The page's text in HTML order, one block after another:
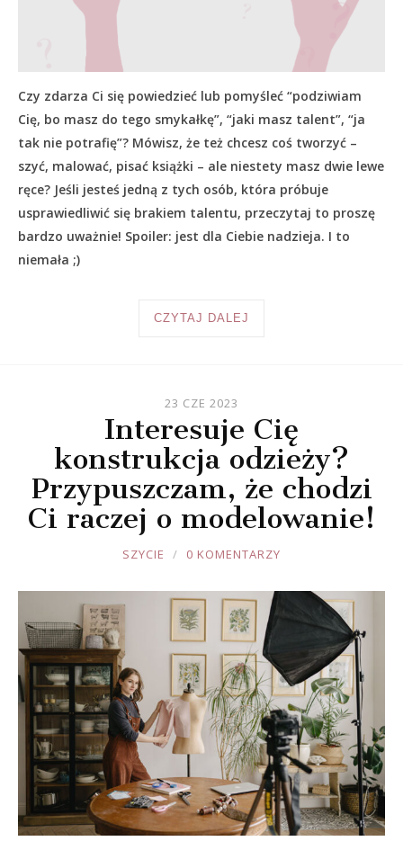
Czy zdarza Ci się powiedzieć lub pomyśleć “podziwiam
Cię, bo masz do tego smykałkę”, “jaki masz talent”, “ja
tak nie potrafię”? Mówisz, że też chcesz coś tworzyć –
szyć, malować, pisać książki – ale niestety masz dwie lewe
ręce? Jeśli jesteś jedną z tych osób, która próbuje
usprawiedliwić się brakiem talentu, przeczytaj to proszę
bardzo uważnie! Spoiler: jest dla Ciebie nadzieja. I to
niemała ;)
CZYTAJ DALEJ
23 CZE 2023
Interesuje Cię
konstrukcja odzieży?
Przypuszczam, że chodzi
Ci raczej o modelowanie!
JOULE
SZYCIE 0 KOMENTARZY